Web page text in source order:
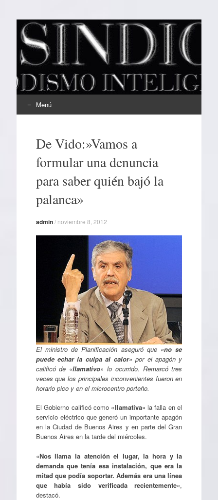
EL SINDICAL
Periodismo Inteligente
Menú
contenidoDe Vido:»Vamos a
formular una denuncia
para saber quién bajó la
palanca»
admin/ noviembre 8, 2012
El ministro de Planificación aseguró que «no se
puede echar la culpa al calor» por el apagón y
calificó de «llamativo» lo ocurrido. Remarcó tres
veces que los principales inconvenientes fueron en
horario pico y en el microcentro porteño.
El Gobierno calificó como «llamativa» la falla en el
servicio eléctrico que generó un importante apagón
en la Ciudad de Buenos Aires y en parte del Gran
Buenos Aires en la tarde del miércoles.
«Nos llama la atención el lugar, la hora y la
demanda que tenía esa instalación, que era la
mitad que podía soportar. Además era una línea
que había sido verificada recientemente«,
destacó.